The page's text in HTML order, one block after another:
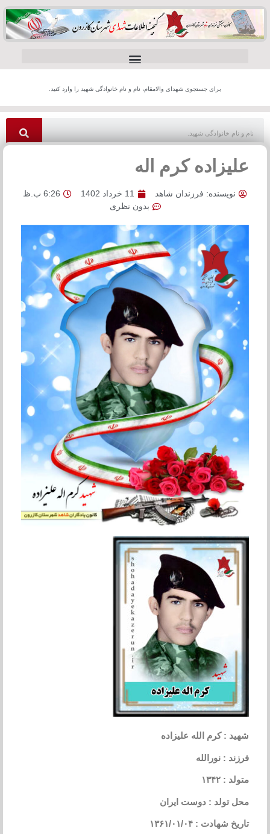
برای جستجوی شهدای والامقام، نام و نام خانوادگی شهید را وارد کنید.
علیزاده کرم اله
نویسنده: فرزندان شاهد 11 خرداد 1402
6:26 ب.ظ
بدون نظری
شهید : کرم الله علیزاده
فرزند : نورالله
متولد : ۱۳۴۲
محل تولد : دوست ایران
تاریخ شهادت : ۱۳۶۱/۰۱/۰۴